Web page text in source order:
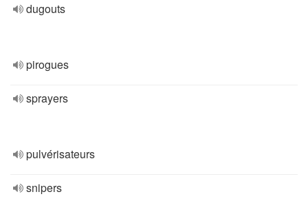
dugouts
pirogues
sprayers
pulvérisateurs
snipers